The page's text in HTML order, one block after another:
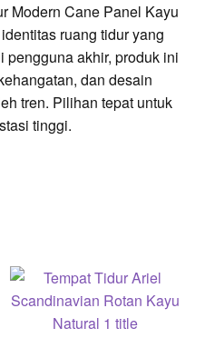
Modern Cane Panel Kayu
ruang tidur yang
akhir, produk ini
dan desain
tren. Pilihan tepat untuk
tinggi.